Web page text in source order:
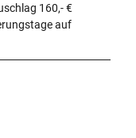
160,- €
auf